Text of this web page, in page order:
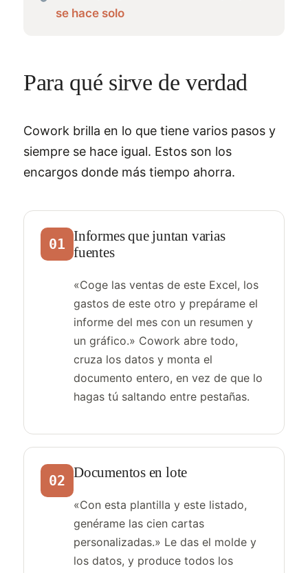
se hace solo
Para qué sirve de verdad
Cowork brilla en lo que tiene varios pasos y
siempre se hace igual. Estos son los
encargos donde más tiempo ahorra.
01 Informes que juntan varias
fuentes
«Coge las ventas de este Excel, los
gastos de este otro y prepárame el
informe del mes con un resumen y
un gráfico.» Cowork abre todo,
cruza los datos y monta el
documento entero, en vez de que lo
hagas tú saltando entre pestañas.
02 Documentos en lote
«Con esta plantilla y este listado,
genérame las cien cartas
personalizadas.» Le das el molde y
los datos, y produce todos los